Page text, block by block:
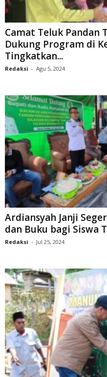
Camat Teluk Pandan
Dukung Program di
Tingkatkan...
Redaksi - Agu 5, 2024
Ardiansyah Janji
dan Buku bagi Siswa
Redaksi - Jul 25, 2024